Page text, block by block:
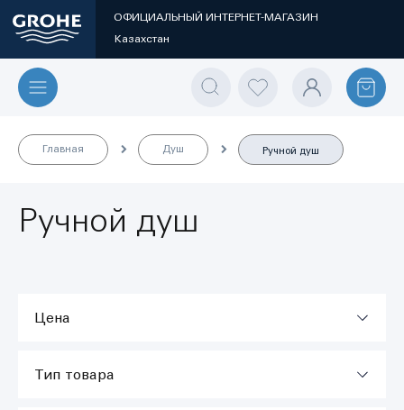
ОФИЦИАЛЬНЫЙ ИНТЕРНЕТ-МАГАЗИН
Казахстан
Главная Душ Ручной душ
Ручной душ
Цена
Тип товара